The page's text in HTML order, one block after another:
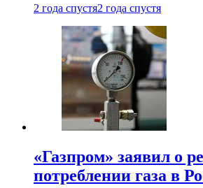
2 года спустя2 года спустя
«Газпром» заявил о
потреблении газа в